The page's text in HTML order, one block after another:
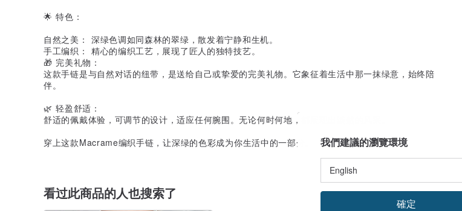
🌟 特色：
自然之美： 深绿色调如同森林的翠绿，散发着宁静和生机。
手工编织： 精心的编织工艺，展现了匠人的独特技艺。
🎁 完美礼物：
这款手链是与自然对话的纽带，是送给自己或挚爱的完美礼物。它象征着生活中那一抹绿意，始终陪
伴。
🌿 轻盈舒适：
舒适的佩戴体验，可调节的设计，适应任何腕围。无论何时何地，都展现出淡然的风采。
穿上这款Macrame编织手链，让深绿的色彩成为你生活中的一部分。
看过此商品的人也搜索了
我們建議的瀏覽環境
確定